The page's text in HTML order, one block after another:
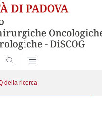
della ricerca